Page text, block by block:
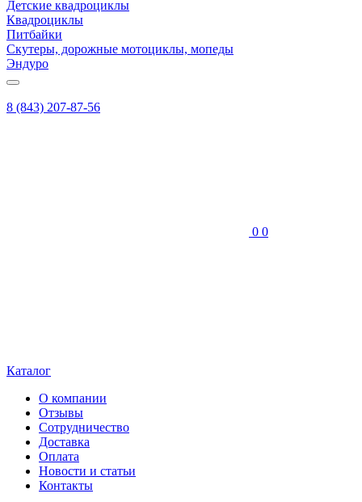
Детские квадроциклы
Квадроциклы
Питбайки
Скутеры, дорожные мотоциклы, мопеды
Эндуро
8 (843) 207-87-56
0 0
Каталог
О компании
Отзывы
Сотрудничество
Доставка
Оплата
Новости и статьи
Контакты